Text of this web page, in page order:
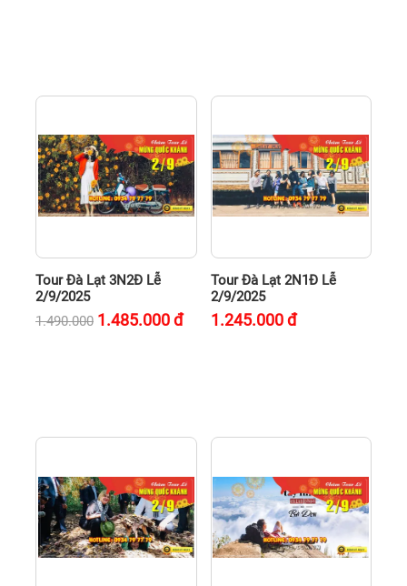
Tour Đà Lạt 3N2Đ Lễ
2/9/2025
1.490.000 1.485.000đ
Tour Đà Lạt 2N1Đ Lễ
2/9/2025
1.245.000đ